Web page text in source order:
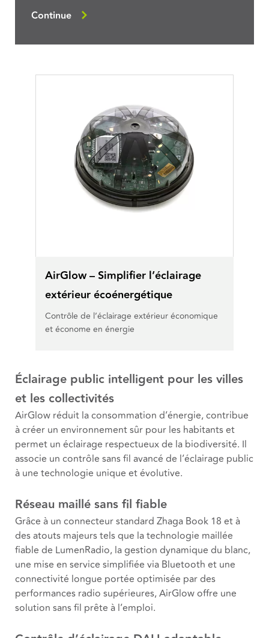
Continue
AirGlow – Simplifier l’éclairage
extérieur écoénergétique
Contrôle de l’éclairage extérieur économique
et économe en énergie
Éclairage public intelligent pour les villes
et les collectivités
AirGlow réduit la consommation d’énergie, contribue
à créer un environnement sûr pour les habitants et
permet un éclairage respectueux de la biodiversité. Il
associe un contrôle sans fil avancé de l’éclairage public
à une technologie unique et évolutive.
Réseau maillé sans fil fiable
Grâce à un connecteur standard Zhaga Book 18 et à
des atouts majeurs tels que la technologie maillée
fiable de LumenRadio, la gestion dynamique du blanc,
une mise en service simplifiée via Bluetooth et une
connectivité longue portée optimisée par des
performances radio supérieures, AirGlow offre une
solution sans fil prête à l’emploi.